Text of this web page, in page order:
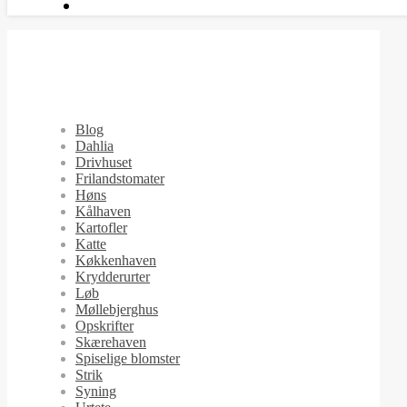
Blog
Dahlia
Drivhuset
Frilandstomater
Høns
Kålhaven
Kartofler
Katte
Køkkenhaven
Krydderurter
Løb
Møllebjerghus
Opskrifter
Skærehaven
Spiselige blomster
Strik
Syning